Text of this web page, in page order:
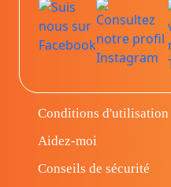
Conditions
Aidez-moi
Conseils de sécurité